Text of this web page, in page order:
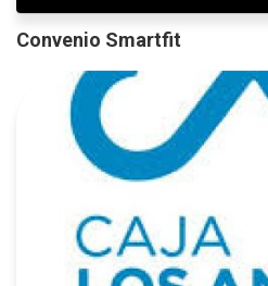
Convenio Smartfit